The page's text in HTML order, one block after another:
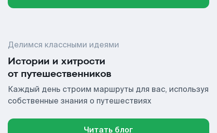
Делимся классными идеями
Истории и хитрости
от путешественников
Каждый день строим маршруты для вас, используя
собственные знания о путешествиях
Читать блог